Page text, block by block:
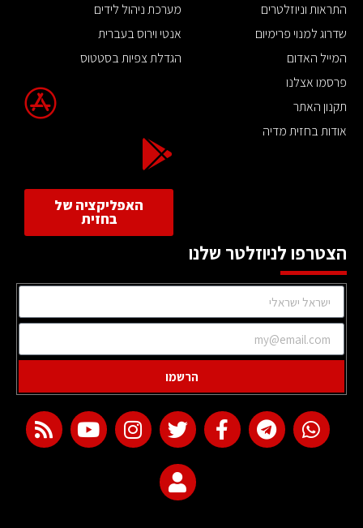
התראות וניוזלטרים
שדרוג למנוי פרימיום
המייל האדום
פרסמו אצלנו
תקנון האתר
אודות בחזית מדיה
מערכת ניהול לידים
אנטי וירוס בעברית
הגדלת צפיות בסטטוס
האפליקציה של
בחזית
הצטרפו לניוזלטר שלנו
הרשמו